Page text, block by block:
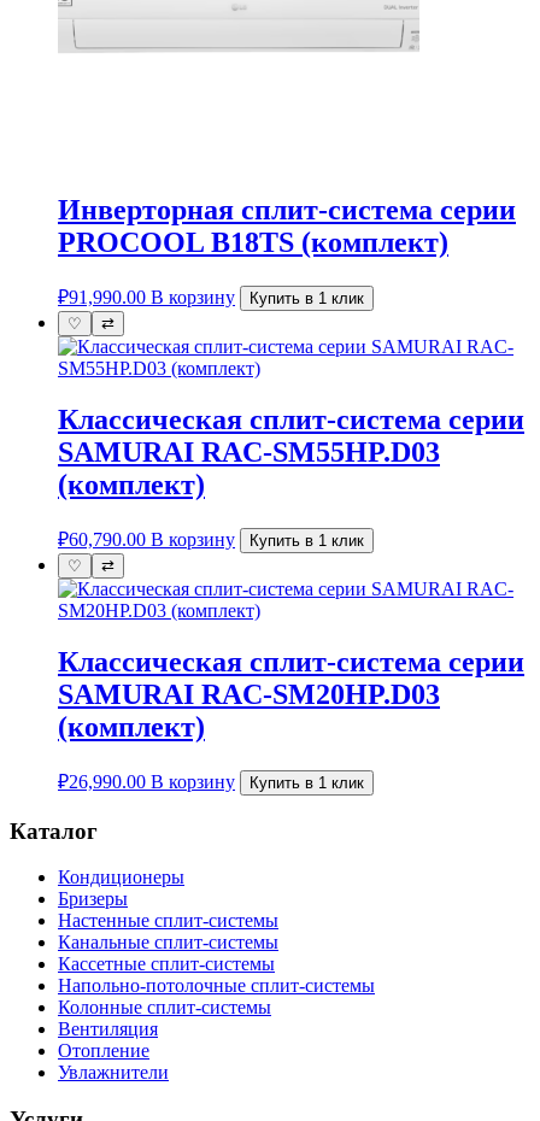
Инверторная сплит-система серии
PROCOOL B18TS (комплект)
₽91,990.00 В корзину
Купить в 1 клик
♡
⇄
Классическая сплит-система серии
SAMURAI RAC-SM55HP.D03
(комплект)
₽60,790.00 В корзину
Купить в 1 клик
♡
⇄
Классическая сплит-система серии
SAMURAI RAC-SM20HP.D03
(комплект)
₽26,990.00 В корзину Купить в 1 клик
Каталог
Кондиционеры
Бризеры
Настенные сплит-системы
Канальные сплит-системы
Кассетные сплит-системы
Напольно-потолочные сплит-системы
Колонные сплит-системы
Вентиляция
Отопление
Увлажнители